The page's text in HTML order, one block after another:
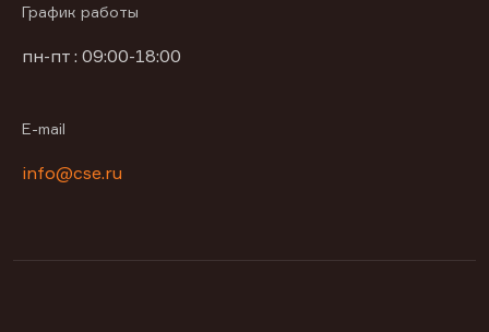
График работы
пн-пт : 09:00-18:00
E-mail
info@cse.ru